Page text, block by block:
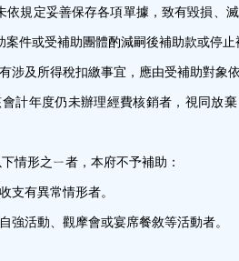
依規定妥善保存各項單據，致有毀損、
案件或受補助團體酌減嗣後補助款或停
涉及所得稅扣繳事宜，應由受補助對象
計年度仍未辦理經費核銷者，視同放
情形之ㄧ者，本府不予補助：
支有異常情形者。
強活動、觀摩會或宴席餐敘等活動者。